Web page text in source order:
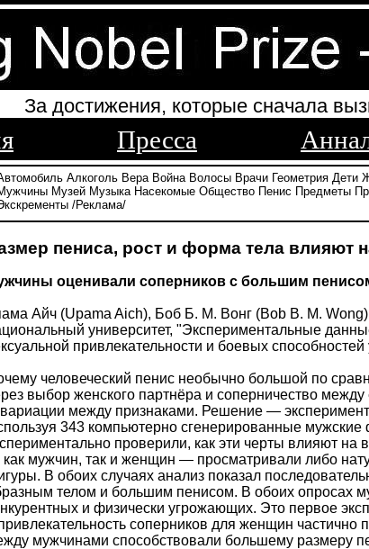
За достижения, которые сначала
Пресса
Алкоголь Вера Война Волосы Врачи Геометрия Дети
Музей Музыка Насекомые Общество Пенис Предметы
/Реклама/
пениса, рост и форма тела влияют
оценивали соперников с большим
Айч (Upama Aich), Боб Б. М. Вонг (Bob B. M.
университет, "Экспериментальные
привлекательности и боевых
человеческий пенис необычно большой по
выбор женского партнёра и соперничество
между признаками. Решение —
343 компьютерно сгенерированные
проверили, как эти черты влияют
мужчин, так и женщин — просматривали либо
В обоих случаях анализ показал
телом и большим пенисом. В обоих опросах
и физически угрожающих. Это первое
соперников для женщин частично
мужчинами способствовали большему размеру